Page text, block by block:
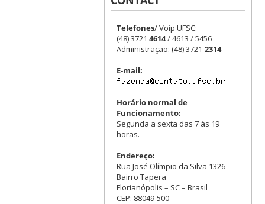
Telefones/ Voip UFSC:
(48) 3721 4614/ 4613 / 5456
Administração: (48) 3721-2314
E-mail:
Horário normal de
Funcionamento:
Segunda a sexta das 7 às 19
horas.
Endereço:
Rua José Olímpio da Silva 1326 –
Bairro Tapera
Florianópolis – SC – Brasil
CEP: 88049-500